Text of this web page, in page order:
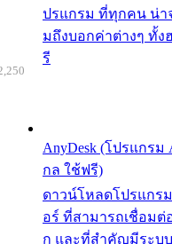
ปรแกรม ที่ทุกคน น่า
มถึงบอกค่าต่างๆ ทั้ง
รี
AnyDesk (โปรแกร
กล ใช้ฟรี)
ดาวน์โหลดโปรแกร
อร์ ที่สามารถเชื่อมต่
ก และที่สำคัญมีระบ